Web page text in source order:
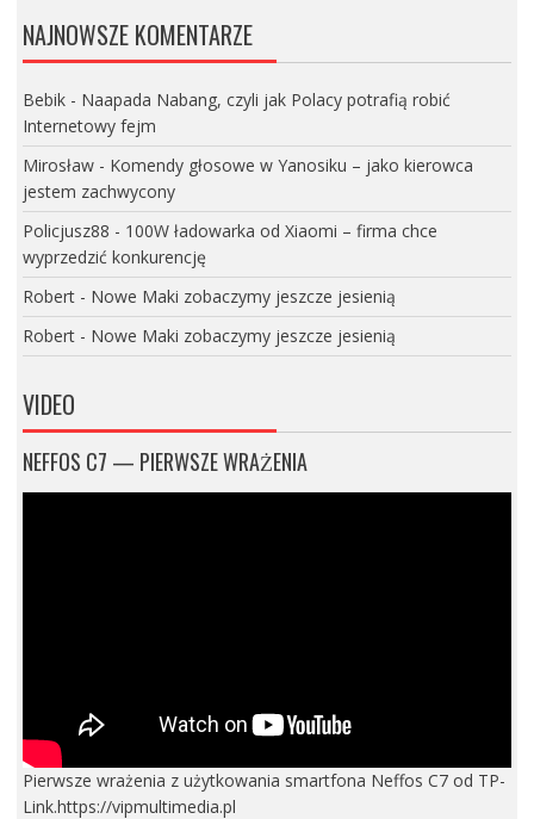
NAJNOWSZE KOMENTARZE
Bebik- Naapada Nabang, czyli jak Polacy potrafią robić
Internetowy fejm
Mirosław- Komendy głosowe w Yanosiku – jako kierowca
jestem zachwycony
Policjusz88 - 100W ładowarka od Xiaomi – firma chce
wyprzedzić konkurencję
Robert- Nowe Maki zobaczymy jeszcze jesienią
Robert- Nowe Maki zobaczymy jeszcze jesienią
VIDEO
NEFFOS C7 — PIERWSZE WRAŻENIA
Pierwsze wrażenia z użytkowania smartfona Neffos C7 od TP-
Link.https://vipmultimedia.pl